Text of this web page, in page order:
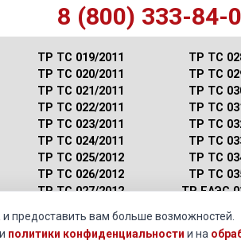
8 (800) 333-84-
ТР ТС 019/2011
ТР ТС 020/2011
ТР ТС 021/2011
ТР ТС 022/2011
ТР ТС 023/2011
ТР ТС 024/2011
ТР ТС 025/2012
ТР ТС 026/2012
ТР ТС 027/2012
ТР ТС
ТР ТС
ТР ТС
ТР ТС
ТР ТС
ТР ТС
ТР ТС
ТР ТС
ТР ЕАЭС
Охота и рыбалка » Сертификация
на обработку персональных данных
предоставить вам больше возможностей.
политики конфиденциальности и на